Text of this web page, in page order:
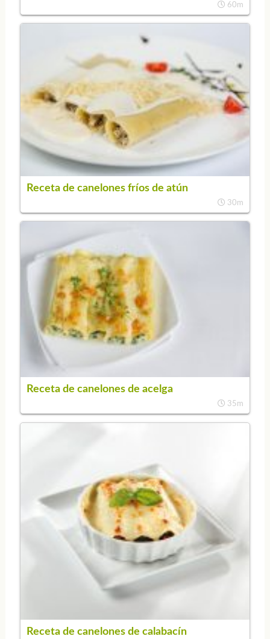
60m
Receta de canelones fríos de atún
30m
Receta de canelones de acelga
35m
Receta de canelones de calabacín